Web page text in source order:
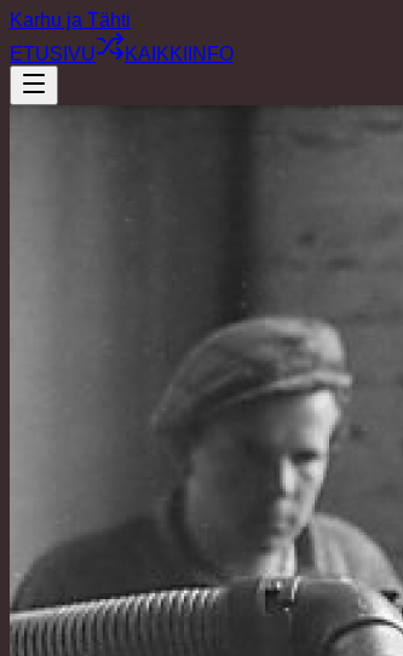
Karhu ja Tähti
ETUSIVU
KAIKKI INFO